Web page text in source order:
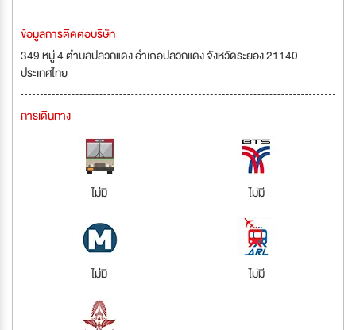
ข้อมูลการติดต่อบริษัท
349 หมู่ 4 ตำบลปลวกแดง อำเภอปลวกแดง จังหวัดระยอง 21140
ประเทศไทย
การเดินทาง
ไม่มี ไม่มี
ไม่มี ไม่มี